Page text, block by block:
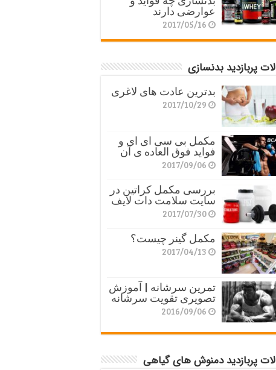
عوارضی دارند
2017/05/16
پربازدید بدنسازی
بدترین عادت های لاغری
2017/10/29
مکمل بی سی ای ای و
فواید فوق العاده ی آن
2017/09/06
بررسی مکمل کراتین در
سایت سلامت دات لایف
2017/07/30
مکمل گینر چیست؟
2017/04/13
تمرین سرشانه | آموزش
تصویری تقویت سرشانه
2016/09/06
پربازدید دمنوش های گیاهی